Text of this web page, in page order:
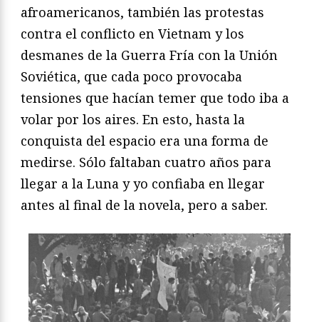
afroamericanos, también las protestas
contra el conflicto en Vietnam y los
desmanes de la Guerra Fría con la Unión
Soviética, que cada poco provocaba
tensiones que hacían temer que todo iba a
volar por los aires. En esto, hasta la
conquista del espacio era una forma de
medirse. Sólo faltaban cuatro años para
llegar a la Luna y yo confiaba en llegar
antes al final de la novela, pero a saber.